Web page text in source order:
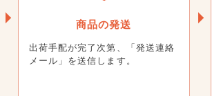
商品の発送
出荷手配が完了次第、「発送連絡
メール」を送信します。